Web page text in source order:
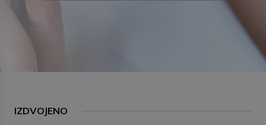
IZDVOJENO